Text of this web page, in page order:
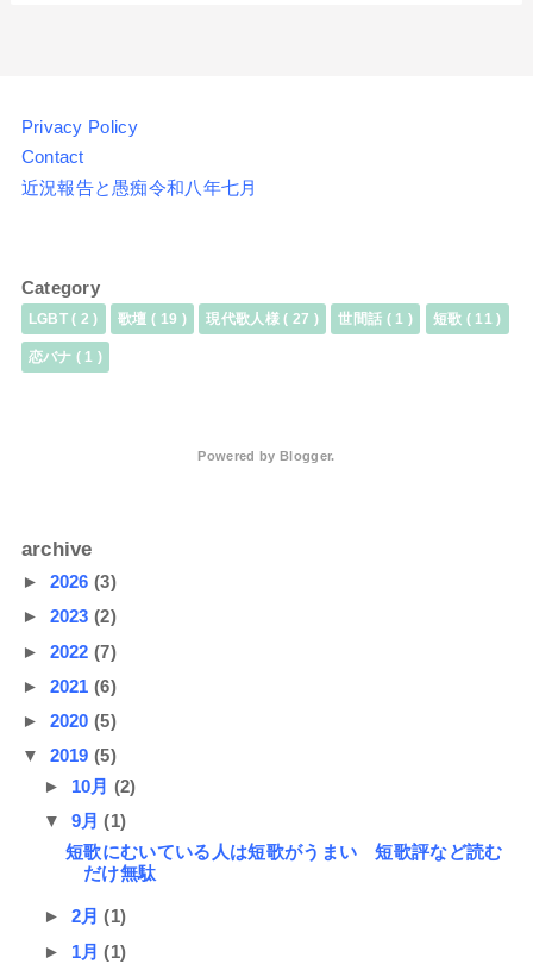
Privacy Policy
Contact
近況報告と愚痴令和八年七月
Category
LGBT( 2 ) 歌壇( 19 ) 現代歌人様( 27 ) 世間話 ( 1 ) 短歌 ( 11 )
恋バナ ( 1 )
Powered by Blogger.
archive
► 2026(3)
► 2023(2)
► 2022(7)
► 2021(6)
► 2020(5)
▼ 2019(5)
► 10月 (2)
▼ 9月(1)
短歌にむいている人は短歌がうまい 短歌評など読む
だけ無駄
► 2月(1)
► 1月(1)